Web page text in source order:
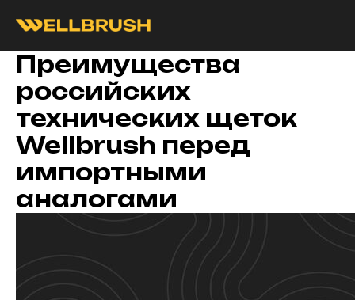
Преимущества
российских
технических щеток
Wellbrush перед
импортными
аналогами